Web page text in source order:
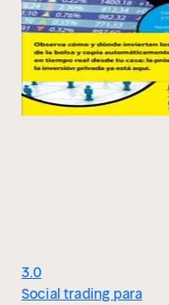
3.0
Social trading para